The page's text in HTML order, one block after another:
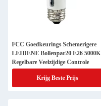
FCC Goedkeurings Schemerigere
LEIDENE Bollenpar20 E26 5000K
Regelbare Veelzijdige Controle
Krijg Beste Prijs